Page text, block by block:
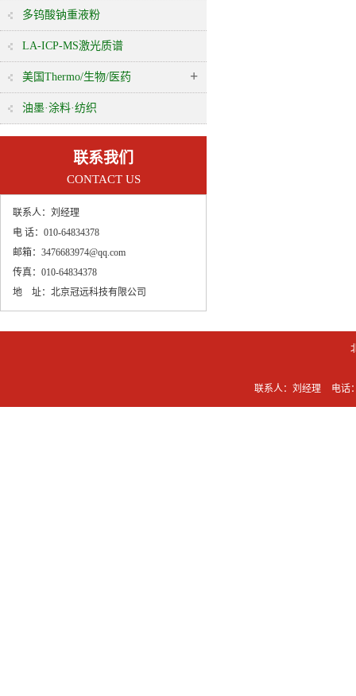
多钨酸钠重液粉
LA-ICP-MS激光质谱
美国Thermo/生物/医药 +
油墨·涂料·纺织
联系我们
CONTACT US
联系人： 刘经理
电 话： 010-64834378
邮箱： 3476683974@qq.com
传真： 010-64834378
地 址： 北京冠远科技有限公司
联系人：刘经理 电话